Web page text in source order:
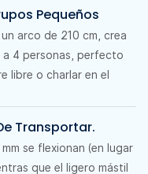
Pequeños
arco de 210 cm, crea
a 4 personas, perfecto
libre o charlar en el
Transportar.
se flexionan (en lugar
que el ligero mástil